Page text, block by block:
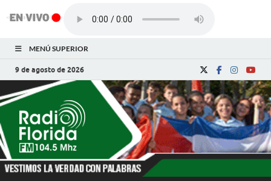
MENÚ SUPERIOR
9 de agosto de 2026
Radio Florida de
Cuba
Noticias y Actualidades de Florida, Camagüey,